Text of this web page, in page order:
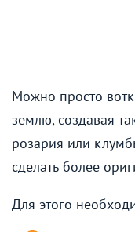
Можно просто
землю, создавая
розария или
сделать более
Для этого